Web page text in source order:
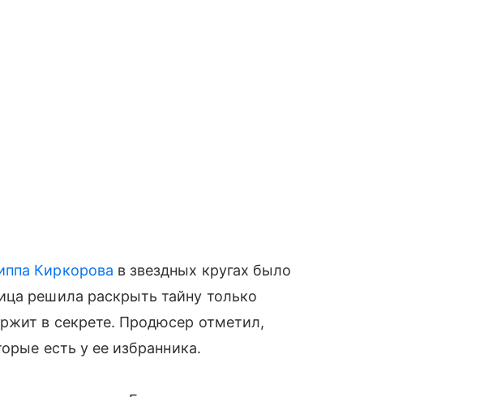
Киркорова в звездных кругах было
решила раскрыть тайну только
в секрете. Продюсер отметил,
есть у ее избранника.